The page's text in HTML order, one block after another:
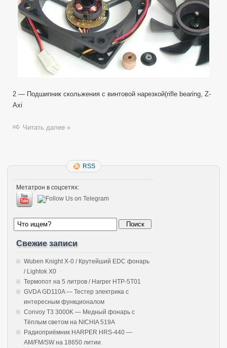
2 — Подшипник скольжения c винтовой нарезкой(rifle bearing, Z-
Axi
Читать далее »
RSS
Метатрон в соцсетях:
Свежие записи
Wuben Knight X-0 / Крутейший EDC фонарь
/ Lightok X0
Термопот на 5 литров / Harper HTP-5T01
GVDA GD110A — Тестер электрика с
интересным функционалом
Convoy T3 3000K — Медный фонарь с
Тёплым светом на NICHIA 519A
Радиоприёмник HARPER HRS-440 —
AM/FM/SW на 18650 литии.